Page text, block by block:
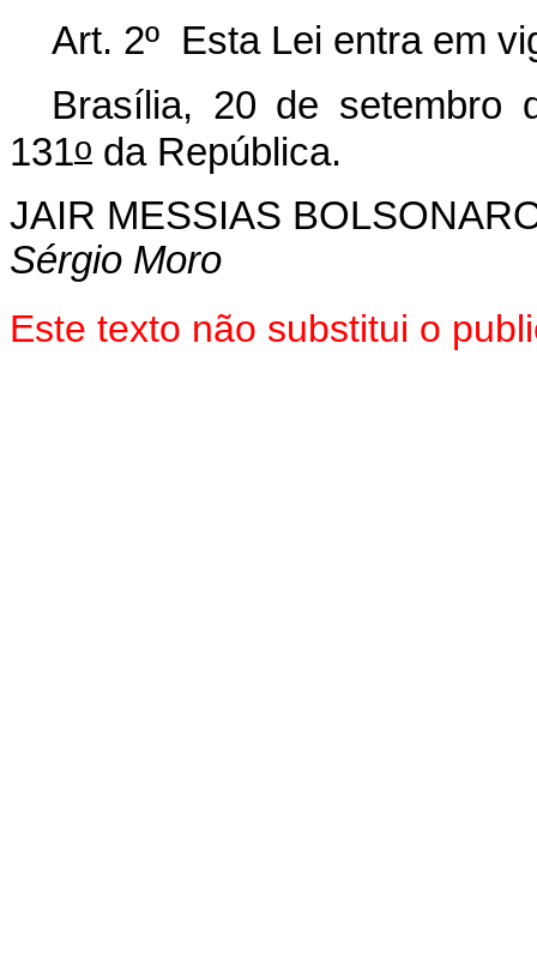
Art. 2º Esta Lei entra em
Brasília, 20 de setembro
131o da República.
JAIR MESSIAS
Sérgio Moro
Este texto não substitui o